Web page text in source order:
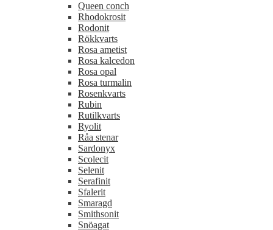
Queen conch
Rhodokrosit
Rodonit
Rökkvarts
Rosa ametist
Rosa kalcedon
Rosa opal
Rosa turmalin
Rosenkvarts
Rubin
Rutilkvarts
Ryolit
Råa stenar
Sardonyx
Scolecit
Selenit
Serafinit
Sfalerit
Smaragd
Smithsonit
Snöagat